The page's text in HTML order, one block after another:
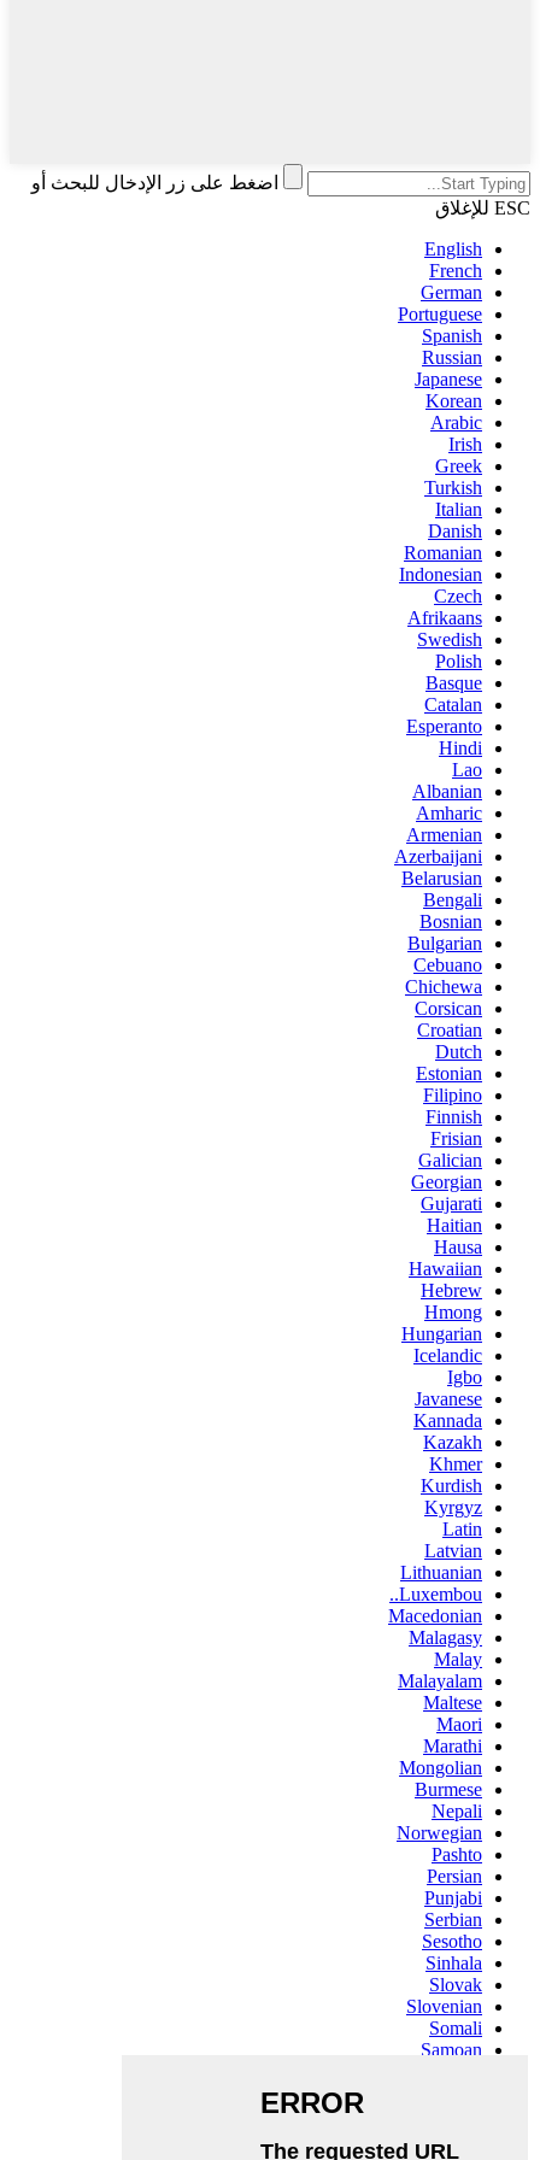
اضغط على زر الإدخال للبحث أو
ESC للإغلاق
English
French
German
Portuguese
Spanish
Russian
Japanese
Korean
Arabic
Irish
Greek
Turkish
Italian
Danish
Romanian
Indonesian
Czech
Afrikaans
Swedish
Polish
Basque
Catalan
Esperanto
Hindi
Lao
Albanian
Amharic
Armenian
Azerbaijani
Belarusian
Bengali
Bosnian
Bulgarian
Cebuano
Chichewa
Corsican
Croatian
Dutch
Estonian
Filipino
Finnish
Frisian
Galician
Georgian
Gujarati
Haitian
Hausa
Hawaiian
Hebrew
Hmong
Hungarian
Icelandic
Igbo
Javanese
Kannada
Kazakh
Khmer
Kurdish
Kyrgyz
Latin
Latvian
Lithuanian
Luxembou..
Macedonian
Malagasy
Malay
Malayalam
Maltese
Maori
Marathi
Mongolian
Burmese
Nepali
Norwegian
Pashto
Persian
Punjabi
Serbian
Sesotho
Sinhala
Slovak
Slovenian
Somali
Samoan